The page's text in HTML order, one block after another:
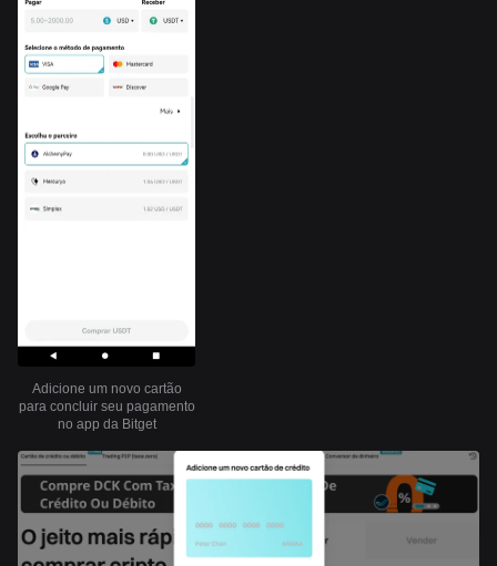
Adicione um novo cartão
para concluir seu pagamento
no app da Bitget